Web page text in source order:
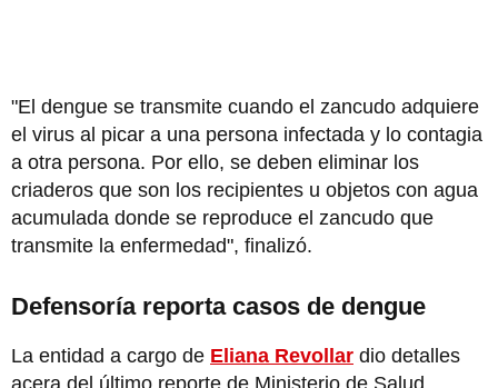
"El dengue se transmite cuando el zancudo adquiere
el virus al picar a una persona infectada y lo contagia
a otra persona. Por ello, se deben eliminar los
criaderos que son los recipientes u objetos con agua
acumulada donde se reproduce el zancudo que
transmite la enfermedad", finalizó.
Defensoría reporta casos de dengue
La entidad a cargo de Eliana Revollar dio detalles
acera del último reporte de Ministerio de Salud